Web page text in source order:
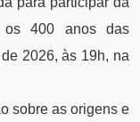
os 400 anos das
2026, às 19h, na
sobre as origens e